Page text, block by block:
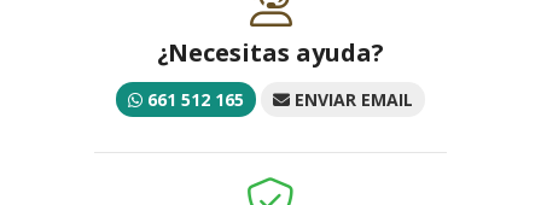
¿Necesitas ayuda?
661 512 165 ENVIAR EMAIL